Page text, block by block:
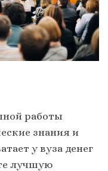
работы
знания и
у вуза денег
лучшую